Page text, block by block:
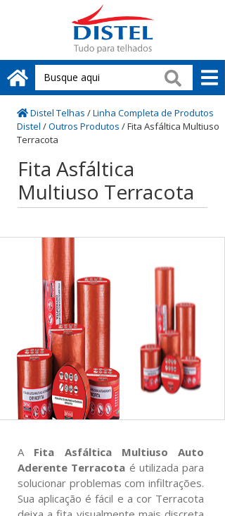
Distel Telhas /Linha Completa de Produtos
Distel /Outros Produtos /Fita Asfáltica Multiuso
Terracota
Fita Asfáltica
Multiuso Terracota
A Fita Asfáltica Multiuso Auto
Aderente Terracota é utilizada para
solucionar problemas com infiltrações.
Sua aplicação é fácil e a cor Terracota